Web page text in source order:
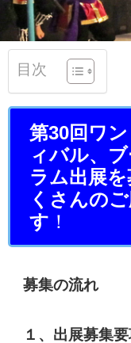
目次
第30回ワ
ィバル、
ラム出展を
くさんの
す ！
募集の流れ
１、出展募集